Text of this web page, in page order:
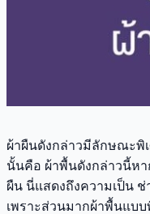
ผ้าผืนดังกล่าวมีลักษณะพิ
นั้นคือ ผ้าพื้นดังกล่าวนี้หา
ผืน นี่แสดงถึงความเป็น
เพราะส่วนมากผ้าพื้นแบ